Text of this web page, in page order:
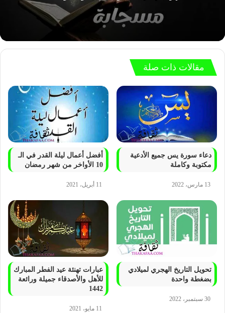
مقالات ذات صلة
دعاء سورة يس جميع الأدعية
مكتوبة وكاملة
13 مارس، 2022
أفضل أعمال ليلة القدر في الـ
10 الأواخر من شهر رمضان
11 أبريل، 2021
تحويل التاريخ الهجري لميلادي
بضغطة واحدة
30 سبتمبر، 2022
عبارات تهنئة عيد الفطر المبارك
للأهل والأصدقاء جميلة ورائعة
1442
11 مايو، 2021